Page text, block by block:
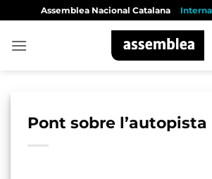
content
Assemblea Nacional Catalana
Pont sobre l’autopista